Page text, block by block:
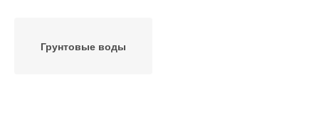
Грунтовые воды